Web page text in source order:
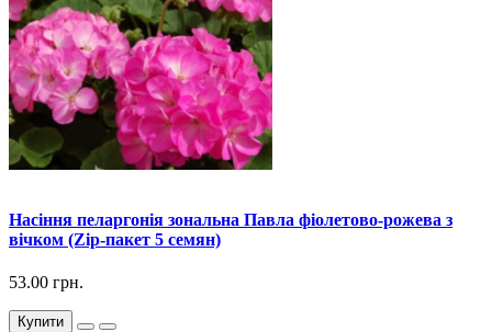
Насіння пеларгонія зональна Павла фіолетово-рожева з
вічком (Zip-пакет 5 семян)
53.00 грн.
Купити